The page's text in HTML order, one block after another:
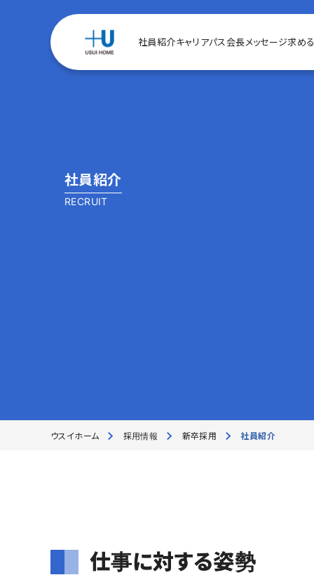
社員紹介キャリアパス会長メッセージ求め
社員紹介
RECRUIT
ウスイホーム 採用情報 新卒採用 社員紹介
仕事に対する姿勢